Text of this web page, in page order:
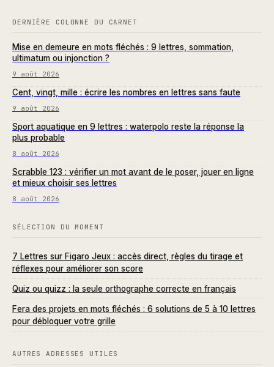
DERNIÈRE COLONNE DU CARNET
Mise en demeure en mots fléchés : 9 lettres, sommation,
ultimatum ou injonction ?
9 août 2026
Cent, vingt, mille : écrire les nombres en lettres sans faute
9 août 2026
Sport aquatique en 9 lettres : waterpolo reste la réponse la
plus probable
8 août 2026
Scrabble 123 : vérifier un mot avant de le poser, jouer en ligne
et mieux choisir ses lettres
8 août 2026
SÉLECTION DU MOMENT
7 Lettres sur Figaro Jeux : accès direct, règles du tirage et
réflexes pour améliorer son score
Quiz ou quizz : la seule orthographe correcte en français
Fera des projets en mots fléchés : 6 solutions de 5 à 10 lettres
pour débloquer votre grille
AUTRES ADRESSES UTILES